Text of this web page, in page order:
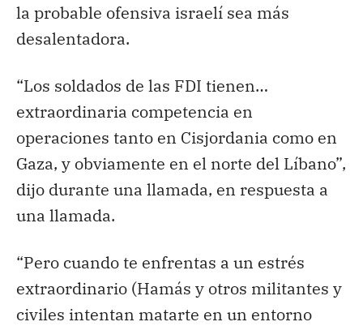
la probable ofensiva israelí sea más
desalentadora.
“Los soldados de las FDI tienen…
extraordinaria competencia en
operaciones tanto en Cisjordania como en
Gaza, y obviamente en el norte del Líbano”,
dijo durante una llamada, en respuesta a
una llamada.
“Pero cuando te enfrentas a un estrés
extraordinario (Hamás y otros militantes y
civiles intentan matarte en un entorno